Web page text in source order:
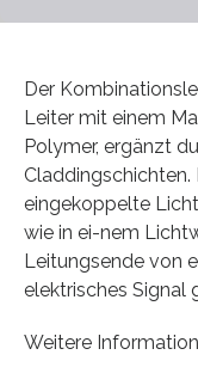
Der
Leiter mit einem
Polymer, ergänzt
eingekoppelte
wie in ei-nem
Leitungsende von
elektrisches Signal
Weitere